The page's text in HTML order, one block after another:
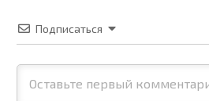
Подписаться